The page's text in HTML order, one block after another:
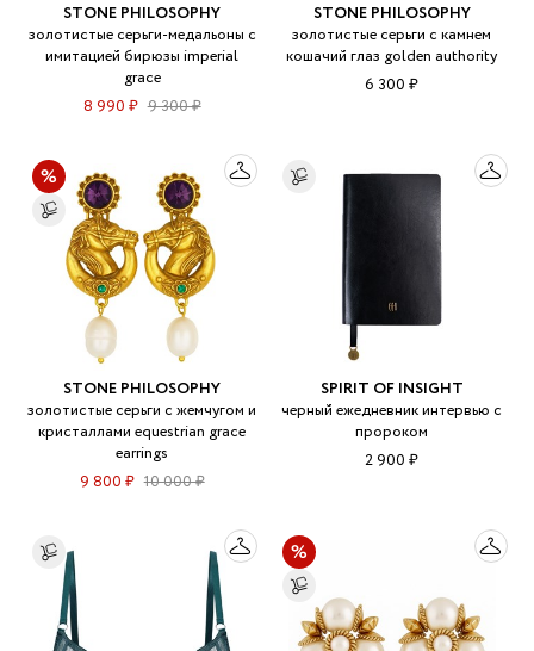
STONE PHILOSOPHY
золотистые серьги-медальоны с
имитацией бирюзы imperial
grace
8 990 ₽ 9 300 ₽
STONE PHILOSOPHY
золотистые серьги с камнем
кошачий глаз golden authority
6 300 ₽
STONE PHILOSOPHY
золотистые серьги с жемчугом и
кристаллами equestrian grace
earrings
9 800 ₽ 10 000 ₽
SPIRIT OF INSIGHT
черный ежедневник интервью с
пророком
2 900 ₽